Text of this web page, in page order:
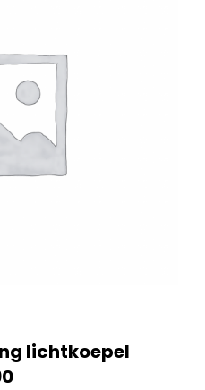
lichtkoepel